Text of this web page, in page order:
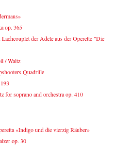
op. 365
der Adele aus der Operette "Die
/ Waltz
Quadrille
for soprano and orchestra op. 410
«Indigo und die vierzig Räuber»
op. 30